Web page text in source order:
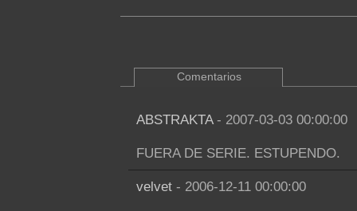
Comentarios
ABSTRAKTA- 2007-03-03 00:00:00
FUERA DE SERIE. ESTUPENDO.
velvet - 2006-12-11 00:00:00